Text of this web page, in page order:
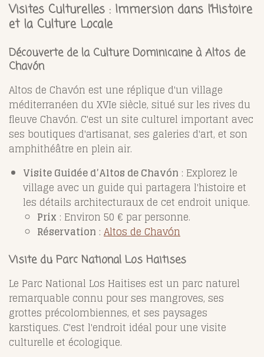
Visites Culturelles : Immersion dans l’Histoire
et la Culture Locale
Découverte de la Culture Dominicaine à Altos de
Chavón
Altos de Chavón est une réplique d'un village
méditerranéen du XVIe siècle, situé sur les rives du
fleuve Chavón. C'est un site culturel important avec
ses boutiques d'artisanat, ses galeries d'art, et son
amphithéâtre en plein air.
Visite Guidée d’Altos de Chavón : Explorez le
village avec un guide qui partagera l'histoire et
les détails architecturaux de cet endroit unique.
Prix : Environ 50 € par personne.
Réservation : Altos de Chavón
Visite du Parc National Los Haitises
Le Parc National Los Haitises est un parc naturel
remarquable connu pour ses mangroves, ses
grottes précolombiennes, et ses paysages
karstiques. C'est l'endroit idéal pour une visite
culturelle et écologique.